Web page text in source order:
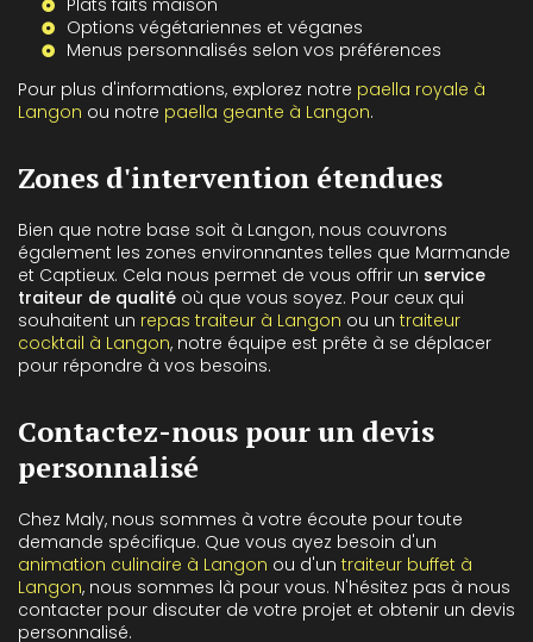
Options végétariennes et véganes
Menus personnalisés selon vos préférences
Pour plus d'informations, explorez notre paella royale à
Langon ou notre paella geante à Langon.
Zones d'intervention étendues
Bien que notre base soit à Langon, nous couvrons
également les zones environnantes telles que Marmande
et Captieux. Cela nous permet de vous offrir un service
traiteur de qualité où que vous soyez. Pour ceux qui
souhaitent un repas traiteur à Langon ou un traiteur
cocktail à Langon, notre équipe est prête à se déplacer
pour répondre à vos besoins.
Contactez-nous pour un devis
personnalisé
Chez Maly, nous sommes à votre écoute pour toute
demande spécifique. Que vous ayez besoin d'un
animation culinaire à Langon ou d'un traiteur buffet à
Langon, nous sommes là pour vous. N'hésitez pas à nous
contacter pour discuter de votre projet et obtenir un devis
personnalisé.